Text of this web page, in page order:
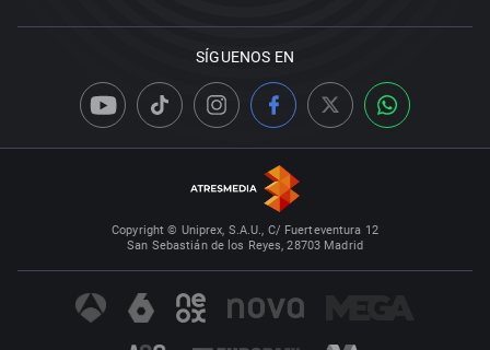
SÍGUENOS EN
Copyright © Uniprex, S.A.U., C/ Fuerteventura 12
San Sebastián de los Reyes, 28703 Madrid